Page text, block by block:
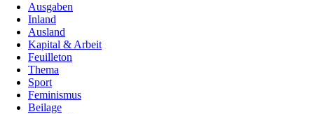
Ausgaben
Inland
Ausland
Kapital & Arbeit
Feuilleton
Thema
Sport
Feminismus
Beilage